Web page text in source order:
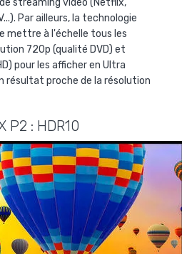
streaming vidéo (Netflix,
Par ailleurs, la technologie
mettre à l'échelle tous les
720p (qualité DVD) et
pour les afficher en Ultra
résultat proche de la résolution
P2 : HDR10